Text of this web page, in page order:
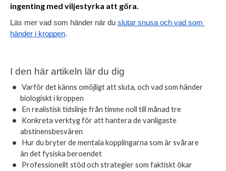
ingenting med viljestyrka att göra.
Läs mer vad som händer när du slutar snusa och vad som
händer i kroppen.
I den här artikeln lär du dig
Varför det känns omöjligt att sluta, och vad som händer
biologiskt i kroppen
En realistisk tidslinje från timme noll till månad tre
Konkreta verktyg för att hantera de vanligaste
abstinensbesvären
Hur du bryter de mentala kopplingarna som är svårare
än det fysiska beroendet
Professionellt stöd och strategier som faktiskt ökar